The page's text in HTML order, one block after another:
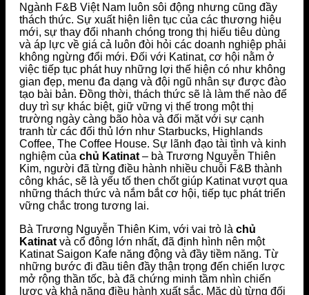
Ngành F&B Việt Nam luôn sôi động nhưng cũng đầy
thách thức. Sự xuất hiện liên tục của các thương hiệu
mới, sự thay đổi nhanh chóng trong thị hiếu tiêu dùng
và áp lực về giá cả luôn đòi hỏi các doanh nghiệp phải
không ngừng đổi mới. Đối với Katinat, cơ hội nằm ở
việc tiếp tục phát huy những lợi thế hiện có như không
gian đẹp, menu đa dạng và đội ngũ nhân sự được đào
tạo bài bản. Đồng thời, thách thức sẽ là làm thế nào để
duy trì sự khác biệt, giữ vững vị thế trong một thị
trường ngày càng bão hòa và đối mặt với sự cạnh
tranh từ các đối thủ lớn như Starbucks, Highlands
Coffee, The Coffee House. Sự lãnh đạo tài tình và kinh
nghiệm của chủ Katinat – bà Trương Nguyễn Thiên
Kim, người đã từng điều hành nhiều chuỗi F&B thành
công khác, sẽ là yếu tố then chốt giúp Katinat vượt qua
những thách thức và nắm bắt cơ hội, tiếp tục phát triển
vững chắc trong tương lai.
Bà Trương Nguyễn Thiên Kim, với vai trò là chủ
Katinat và cổ đông lớn nhất, đã định hình nên một
Katinat Saigon Kafe năng động và đầy tiềm năng. Từ
những bước đi đầu tiên đầy thận trọng đến chiến lược
mở rộng thần tốc, bà đã chứng minh tầm nhìn chiến
lược và khả năng điều hành xuất sắc. Mặc dù từng đối